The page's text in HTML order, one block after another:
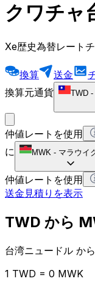
クワチャ
Xe歴史為替レート
換算 送金
換算元通貨
TWD -
仲値レートを使用
に
MWK - マラウイ
仲値レートを使用
送金見積りを表示
TWD から
台湾ニュードル か
1 TWD = 0 MWK